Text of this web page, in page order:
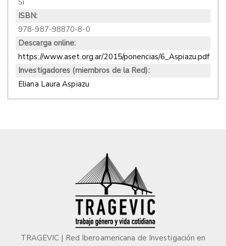
Sí
ISBN:
978-987-98870-8-0
Descarga online:
https://www.aset.org.ar/2015/ponencias/6_Aspiazu.pdf
Investigadores (miembros de la Red):
Eliana Laura Aspiazu
TRAGEVIC | Red Iberoamericana de Investigación en